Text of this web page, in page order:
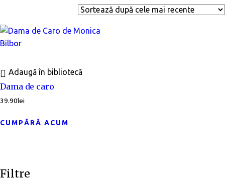
Adaugă în bibliotecă
Dama de caro
39.90lei
CUMPĂRĂ ACUM
Filtre